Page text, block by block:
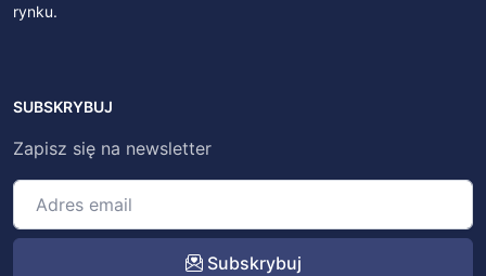
rynku.
SUBSKRYBUJ
Zapisz się na newsletter
Subskrybuj